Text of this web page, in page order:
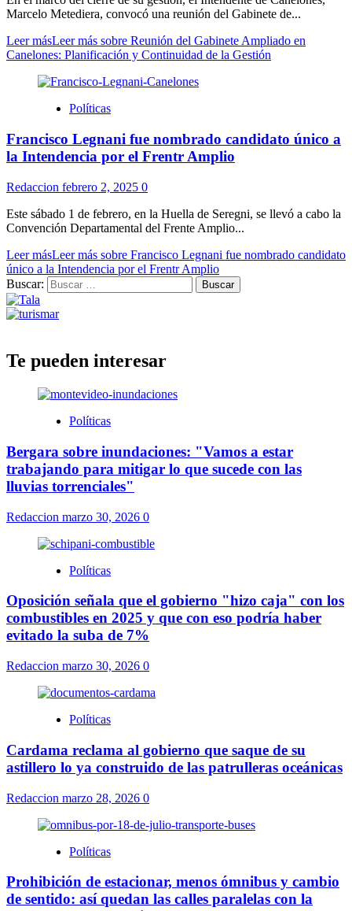
Marcelo Metediera, convocó una reunión del Gabinete de...
Leer másLeer más sobre Reunión del Gabinete Ampliado en
Canelones: Planificación y Continuidad de la Gestión
Políticas
Francisco Legnani fue nombrado candidato único a
la Intendencia por el Frentr Amplio
Redaccion febrero 2, 2025 0
Este sábado 1 de febrero, en la Huella de Seregni, se llevó a cabo la
Convención Departamental del Frente Amplio...
Leer másLeer más sobre Francisco Legnani fue nombrado candidato
único a la Intendencia por el Frentr Amplio
Buscar:
Te pueden interesar
Políticas
Bergara sobre inundaciones: "Vamos a estar
trabajando para mitigar lo que sucede con las
lluvias torrenciales"
Redaccion marzo 30, 2026 0
Políticas
Oposición señala que el gobierno "hizo caja" con los
combustibles en 2025 y que con eso podría haber
evitado la suba de 7%
Redaccion marzo 30, 2026 0
Políticas
Cardama reclama al gobierno que saque de su
astillero lo ya construido de las patrulleras oceánicas
Redaccion marzo 28, 2026 0
Políticas
Prohibición de estacionar, menos ómnibus y cambio
de sentido: así quedan las calles paralelas con la